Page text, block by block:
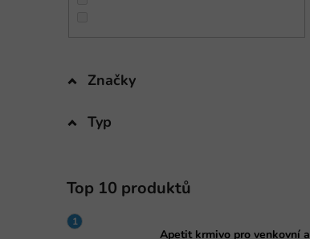
Značky
Typ
Top 10 produktů
Apetit krmivo pro venkovní a